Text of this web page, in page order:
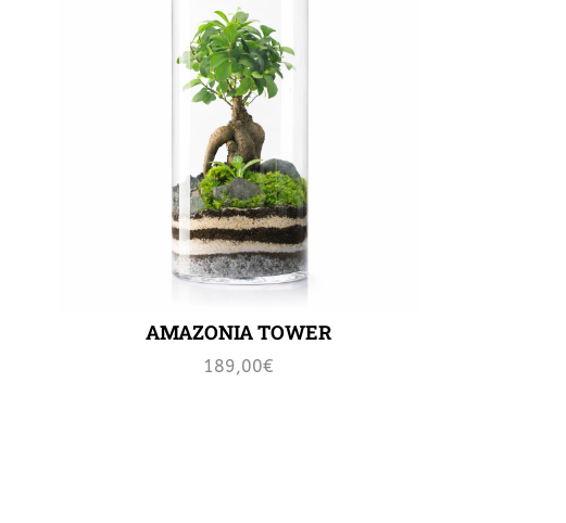
AMAZONIA TOWER
189,00€